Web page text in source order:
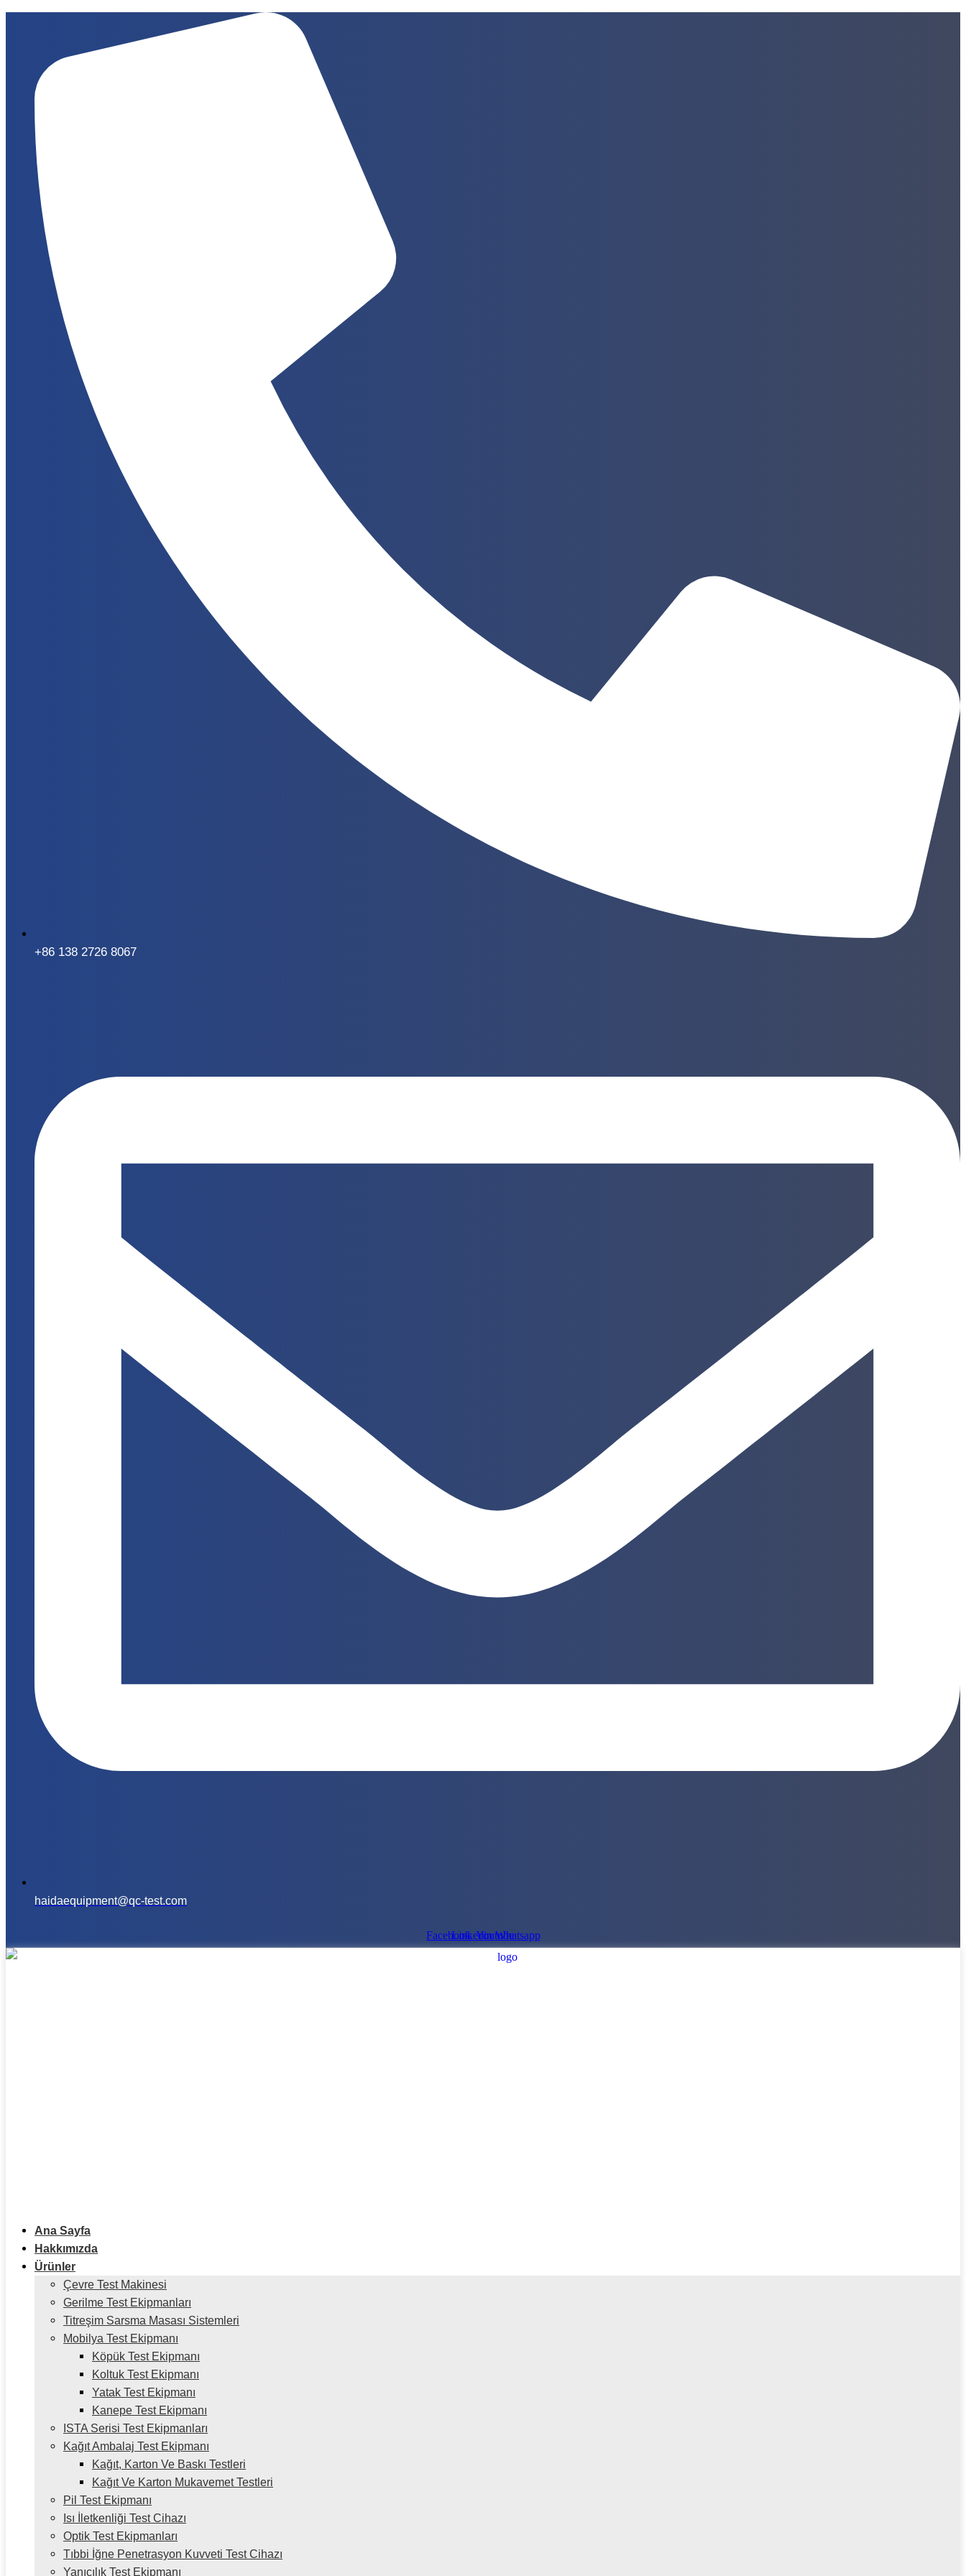
+86 138 2726 8067
haidaequipment@qc-test.com
FacebookLinkedinYoutubeWhatsapp
Ana Sayfa
Hakkımızda
Ürünler
Çevre Test Makinesi
Gerilme Test Ekipmanları
Titreşim Sarsma Masası Sistemleri
Mobilya Test Ekipmanı
Köpük Test Ekipmanı
Koltuk Test Ekipmanı
Yatak Test Ekipmanı
Kanepe Test Ekipmanı
ISTA Serisi Test Ekipmanları
Kağıt Ambalaj Test Ekipmanı
Kağıt, Karton Ve Baskı Testleri
Kağıt Ve Karton Mukavemet Testleri
Pil Test Ekipmanı
Isı İletkenliği Test Cihazı
Optik Test Ekipmanları
Tıbbi İğne Penetrasyon Kuvveti Test Cihazı
Yanıcılık Test Ekipmanı